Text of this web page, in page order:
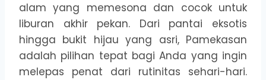
alam yang memesona dan cocok untuk
liburan akhir pekan. Dari pantai eksotis
hingga bukit hijau yang asri, Pamekasan
adalah pilihan tepat bagi Anda yang ingin
melepas penat dari rutinitas sehari-hari.